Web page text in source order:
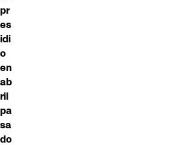
pr
es
idi
o
en
ab
ril
pa
sa
do